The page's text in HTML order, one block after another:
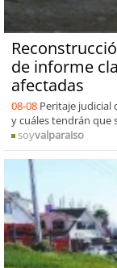
de informe
afectadas
08-08 Peritaje judicial
y cuáles tendrán que
soyvalparaiso